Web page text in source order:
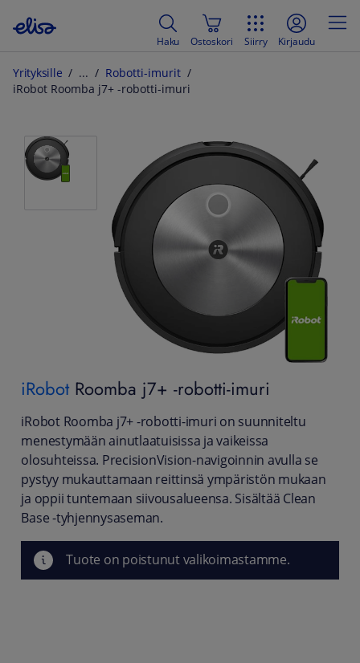
Haku Ostoskori Siirry Kirjaudu
Yrityksille
Robotti-imurit
iRobot Roomba j7+ -robotti-imuri
iRobot Roomba j7+ -robotti-imuri
iRobot Roomba j7+ -robotti-imuri on suunniteltu
menestymään ainutlaatuisissa ja vaikeissa
olosuhteissa. PrecisionVision-navigoinnin avulla se
pystyy mukauttamaan reittinsä ympäristön mukaan
ja oppii tuntemaan siivousalueensa. Sisältää Clean
Base -tyhjennysaseman.
Tuote on poistunut valikoimastamme.